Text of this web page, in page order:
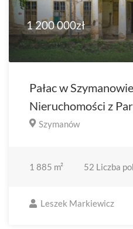
1 200 000zł
Pałac w
Nieruchomości z
Szymanów
1 885 m² 52 Liczba
Leszek Markiewicz